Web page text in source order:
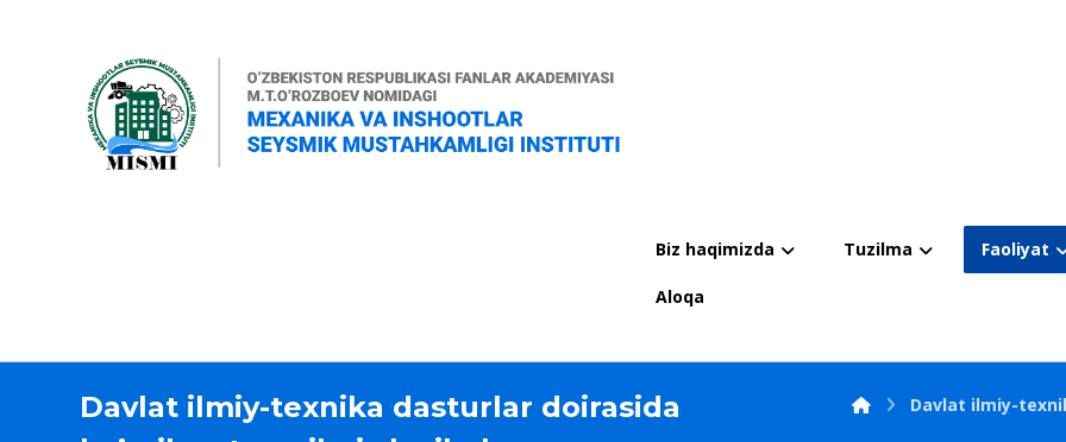
Biz haqimizda Tuzilma Faoliyat
Aloqa
Davlat ilmiy-texnika dasturlar doirasida
Davlat ilmiy-